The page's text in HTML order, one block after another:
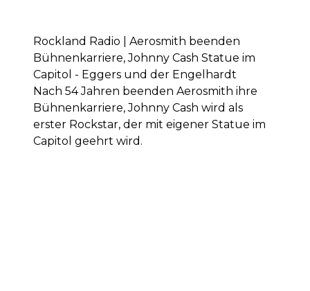
Rockland Radio | Aerosmith beenden
Bühnenkarriere, Johnny Cash Statue im
Capitol - Eggers und der Engelhardt
Nach 54 Jahren beenden Aerosmith ihre
Bühnenkarriere, Johnny Cash wird als
erster Rockstar, der mit eigener Statue im
Capitol geehrt wird.